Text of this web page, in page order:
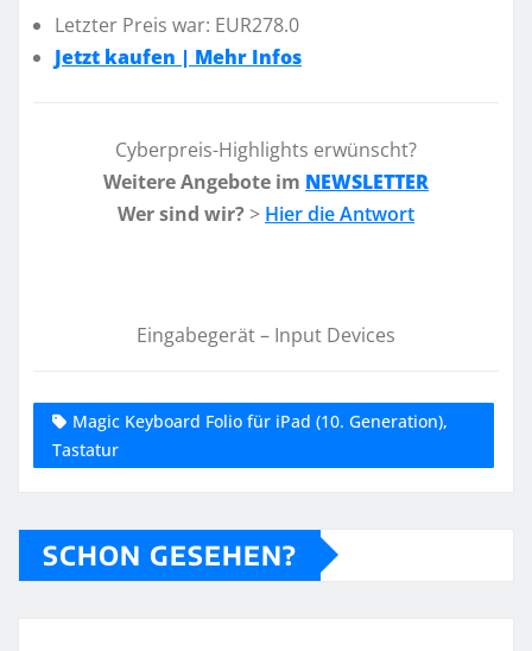
Letzter Preis war: EUR278.0
Jetzt kaufen | Mehr Infos
Cyberpreis-Highlights erwünscht?
Weitere Angebote im NEWSLETTER
Wer sind wir? > Hier die Antwort
Eingabegerät – Input Devices
Magic Keyboard Folio für iPad (10. Generation),
Tastatur
SCHON GESEHEN?